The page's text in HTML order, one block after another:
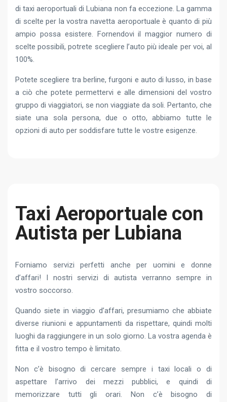
di taxi aeroportuali di Lubiana non fa eccezione. La gamma
di scelte per la vostra navetta aeroportuale è quanto di più
ampio possa esistere. Fornendovi il maggior numero di
scelte possibili, potrete scegliere l’auto più ideale per voi, al
100%.
Potete scegliere tra berline, furgoni e auto di lusso, in base
a ciò che potete permettervi e alle dimensioni del vostro
gruppo di viaggiatori, se non viaggiate da soli. Pertanto, che
siate una sola persona, due o otto, abbiamo tutte le
opzioni di auto per soddisfare tutte le vostre esigenze.
Taxi Aeroportuale con
Autista per Lubiana
Forniamo servizi perfetti anche per uomini e donne
d’affari! I nostri servizi di autista verranno sempre in
vostro soccorso.
Quando siete in viaggio d’affari, presumiamo che abbiate
diverse riunioni e appuntamenti da rispettare, quindi molti
luoghi da raggiungere in un solo giorno. La vostra agenda è
fitta e il vostro tempo è limitato.
Non c’è bisogno di cercare sempre i taxi locali o di
aspettare l’arrivo dei mezzi pubblici, e quindi di
memorizzare tutti gli orari. Non c’è bisogno di